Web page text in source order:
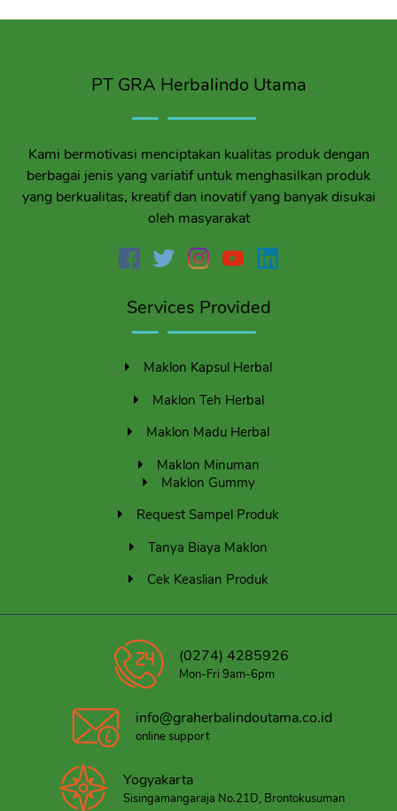
PT GRA Herbalindo Utama
Kami bermotivasi menciptakan kualitas produk dengan
berbagai jenis yang variatif untuk menghasilkan produk
yang berkualitas, kreatif dan inovatif yang banyak disukai
oleh masyarakat
Services Provided
Maklon Kapsul Herbal
Maklon Teh Herbal
Maklon Madu Herbal
Maklon Minuman
Maklon Gummy
Request Sampel Produk
Tanya Biaya Maklon
Cek Keaslian Produk
(0274) 4285926
Mon-Fri 9am-6pm
info@graherbalindoutama.co.id
online support
Yogyakarta
Sisingamangaraja No.21D, Brontokusuman